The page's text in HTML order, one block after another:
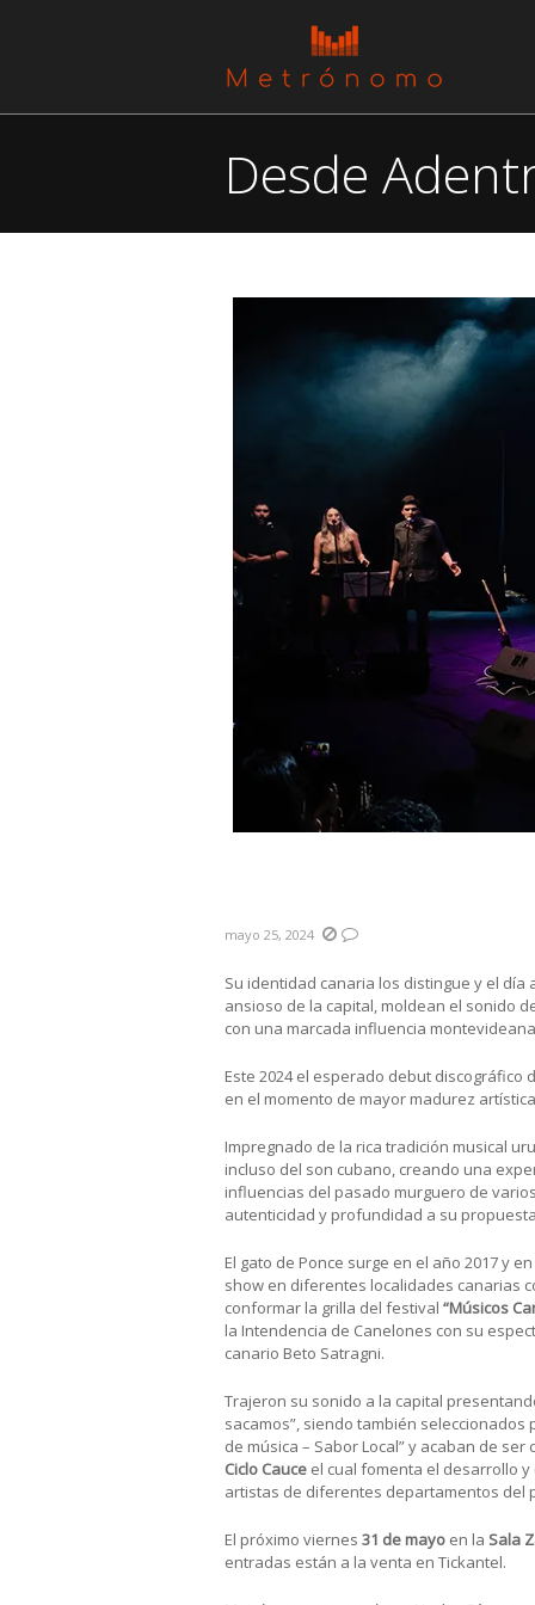
Desde
mayo 25, 2024
Su identidad canaria los distingue y el
ansioso de la capital, moldean el sonido
con una marcada influencia
Este 2024 el esperado debut discográfico
en el momento de mayor madurez
Impregnado de la rica tradición musical
incluso del son cubano, creando una
influencias del pasado murguero de
autenticidad y profundidad a su
El gato de Ponce surge en el año 2017 y
show en diferentes localidades canarias
conformar la grilla del festival “Músicos
la Intendencia de Canelones con su
canario Beto Satragni.
Trajeron su sonido a la capital
sacamos”, siendo también seleccionados
de música – Sabor Local” y acaban de
Ciclo Cauce el cual fomenta el desarrollo
artistas de diferentes departamentos del
El próximo viernes 31 de mayo en la Sala
entradas están a la venta en Tickantel.